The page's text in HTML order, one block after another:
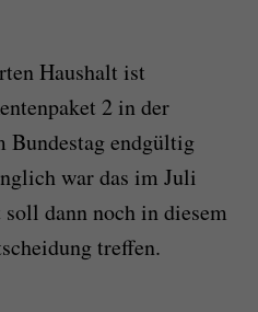
Haushalt ist
2 in der
Bundestag endgültig
war das im Juli
dann noch in diesem
treffen.